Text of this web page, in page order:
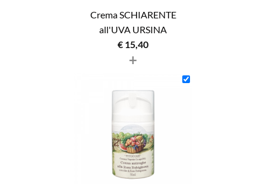
Crema SCHIARENTE
all'UVA URSINA
€ 15,40
+